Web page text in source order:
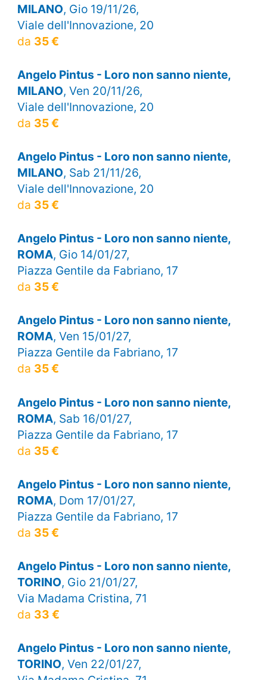
MILANO, Gio 19/11/26,
Viale dell'Innovazione, 20
da 35 €
Angelo Pintus - Loro non sanno niente,
MILANO, Ven 20/11/26,
Viale dell'Innovazione, 20
da 35 €
Angelo Pintus - Loro non sanno niente,
MILANO, Sab 21/11/26,
Viale dell'Innovazione, 20
da 35 €
Angelo Pintus - Loro non sanno niente,
ROMA, Gio 14/01/27,
Piazza Gentile da Fabriano, 17
da 35 €
Angelo Pintus - Loro non sanno niente,
ROMA, Ven 15/01/27,
Piazza Gentile da Fabriano, 17
da 35 €
Angelo Pintus - Loro non sanno niente,
ROMA, Sab 16/01/27,
Piazza Gentile da Fabriano, 17
da 35 €
Angelo Pintus - Loro non sanno niente,
ROMA, Dom 17/01/27,
Piazza Gentile da Fabriano, 17
da 35 €
Angelo Pintus - Loro non sanno niente,
TORINO, Gio 21/01/27,
Via Madama Cristina, 71
da 33 €
Angelo Pintus - Loro non sanno niente,
TORINO, Ven 22/01/27,